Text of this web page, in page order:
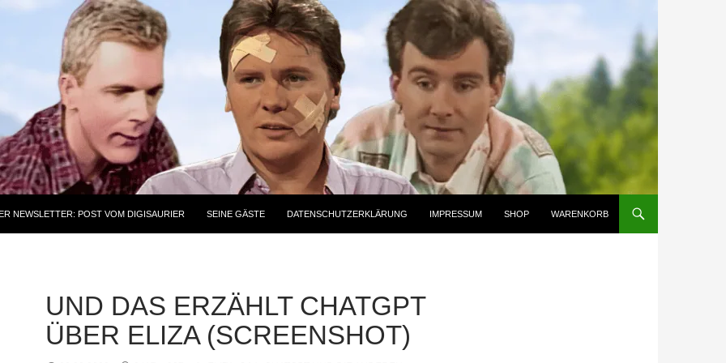
NEWSLETTER: POST VOM DIGISAURIER SEINE GÄSTE DATENSCHUTZERKLÄRUNG IMPRESSUM SHOP WARENKORB
UND DAS ERZÄHLT CHATGPT
ÜBER ELIZA (SCREENSHOT)